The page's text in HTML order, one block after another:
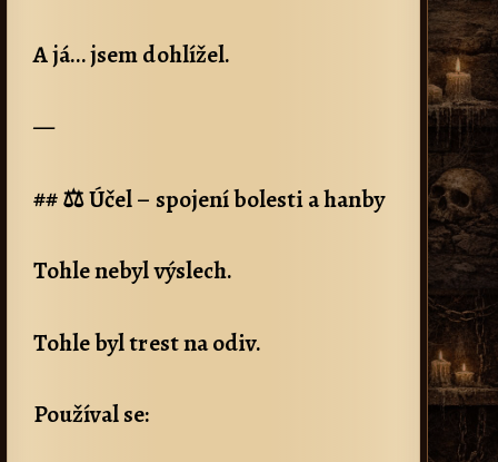
A já… jsem dohlížel.
—
## ⚖️ Účel – spojení bolesti a hanby
Tohle nebyl výslech.
Tohle byl trest na odiv.
Používal se: